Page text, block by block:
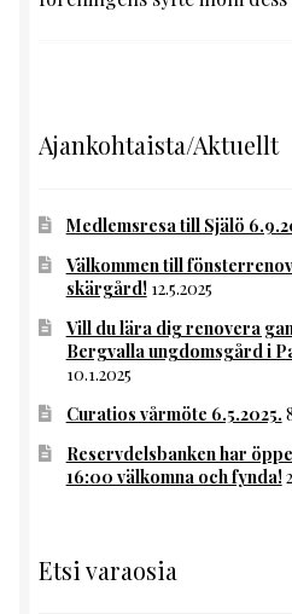
Ajankohtaista/Aktuellt
Medlemsresa till Själö
Välkommen till
skärgård! 12.5.2025
Vill du lära dig renovera
Bergvalla ungdomsgård i
10.1.2025
Curatios vårmöte 6.5.2025.
Reservdelsbanken har
16:00 välkomna och fynda!
Etsi varaosia